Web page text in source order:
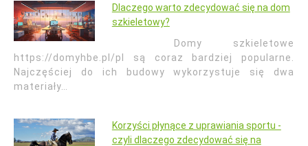
Dlaczego warto zdecydować się na dom
szkieletowy?
Domy szkieletowe
https://domyhbe.pl/pl są coraz bardziej popularne.
Najczęściej do ich budowy wykorzystuje się dwa
materiały…
Korzyści płynące z uprawiania sportu -
czyli dlaczego zdecydować się na